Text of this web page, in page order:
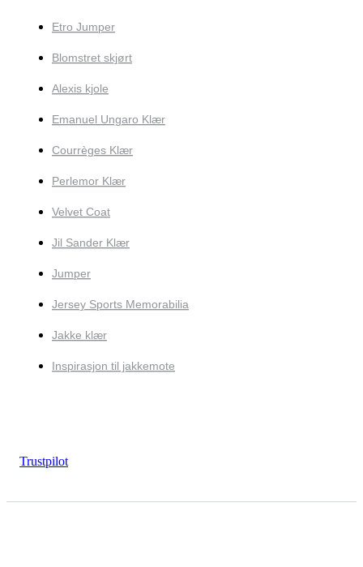
Etro Jumper
Blomstret skjørt
Alexis kjole
Emanuel Ungaro Klær
Courrèges Klær
Perlemor Klær
Velvet Coat
Jil Sander Klær
Jumper
Jersey Sports Memorabilia
Jakke klær
Inspirasjon til jakkemote
Trustpilot